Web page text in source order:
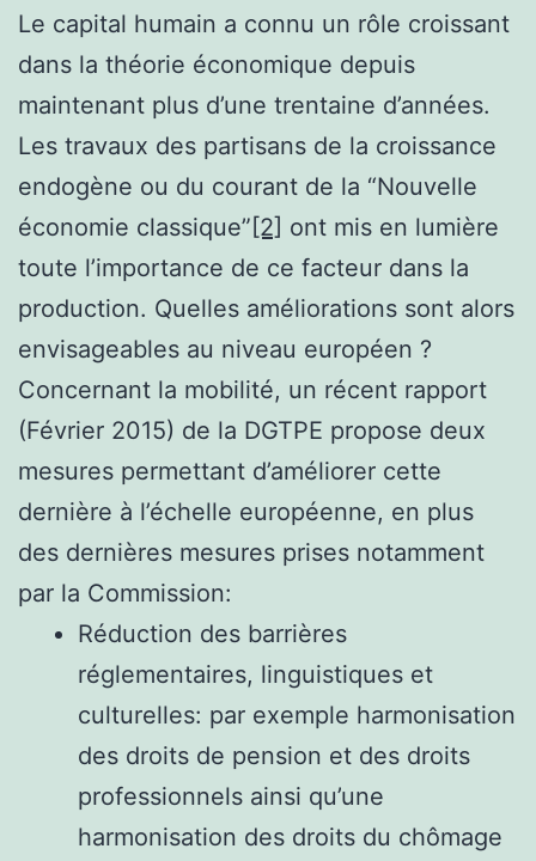
Le capital humain a connu un rôle croissant
dans la théorie économique depuis
maintenant plus d’une trentaine d’années.
Les travaux des partisans de la croissance
endogène ou du courant de la “Nouvelle
économie classique” [2] ont mis en lumière
toute l’importance de ce facteur dans la
production. Quelles améliorations sont alors
envisageables au niveau européen ?
Concernant la mobilité, un récent rapport
(Février 2015) de la DGTPE propose deux
mesures permettant d’améliorer cette
dernière à l’échelle européenne, en plus
des dernières mesures prises notamment
par la Commission:
Réduction des barrières
réglementaires, linguistiques et
culturelles: par exemple harmonisation
des droits de pension et des droits
professionnels ainsi qu’une
harmonisation des droits du chômage